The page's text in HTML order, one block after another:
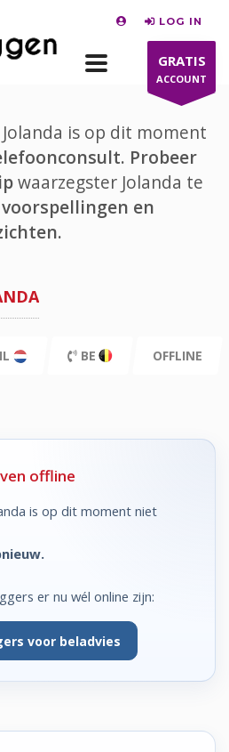
LOG IN
GRATIS
ACCOUNT
is op dit moment
Probeer
waarzegster Jolanda te
en
BE OFFLINE
offline
is op dit moment niet
er nu wél online zijn:
voor beladvies